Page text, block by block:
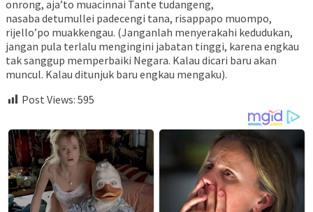
onrong, aja’to muacinnai Tante tudangeng,
nasaba detumullei padecengi tana, risappapo muompo,
rijello’po muakkengau. (Janganlah menyerakahi kedudukan,
jangan pula terlalu mengingini jabatan tinggi, karena engkau
tak sanggup memperbaiki Negara. Kalau dicari baru akan
muncul. Kalau ditunjuk baru engkau mengaku).
Post Views: 595